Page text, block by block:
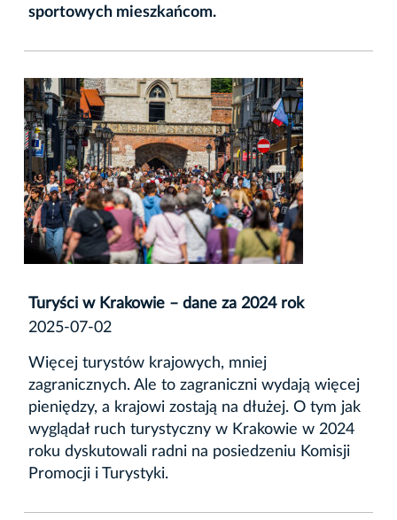
sportowych mieszkańcom.
Turyści w Krakowie – dane za 2024 rok
2025-07-02
Więcej turystów krajowych, mniej
zagranicznych. Ale to zagraniczni wydają więcej
pieniędzy, a krajowi zostają na dłużej. O tym jak
wyglądał ruch turystyczny w Krakowie w 2024
roku dyskutowali radni na posiedzeniu Komisji
Promocji i Turystyki.